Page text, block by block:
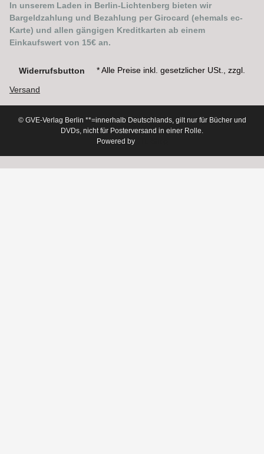
In unserem Laden in Berlin-Lichtenberg bieten wir
Bargeldzahlung und Bezahlung per Girocard (ehemals ec-
Karte) und allen gängigen Kreditkarten ab einem
Einkaufswert von 15€ an.
Widerrufsbutton * Alle Preise inkl. gesetzlicher USt., zzgl.
Versand
© GVE-Verlag Berlin **=innerhalb Deutschlands, gilt nur für Bücher und
DVDs, nicht für Posterversand in einer Rolle.
Powered by